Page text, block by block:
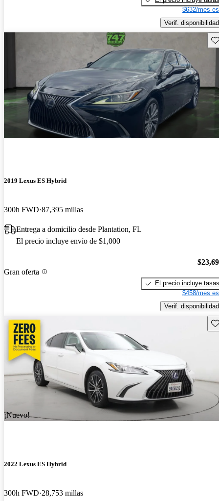
$632/mes
Verif. disponibilidad
2019 Lexus ES Hybrid
300h FWD 87,395 millas
Entrega a domicilio desde Plantation, FL
El precio incluye envío de $1,000
Gran oferta
El precio incluye tasas
$458/mes
Verif. disponibilidad
¡Nuevo!
2022 Lexus ES Hybrid
300h FWD 28,753 millas